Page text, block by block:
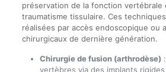
préservation de la fonction vertébrale
traumatisme tissulaire. Ces
réalisées par accès endoscopique ou
chirurgicaux de dernière génération.
Chirurgie de fusion (arthrodèse)
vertèbres via des implants